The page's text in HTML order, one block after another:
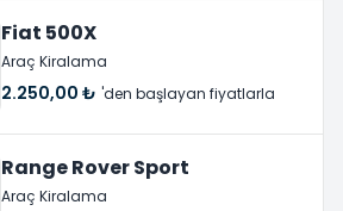
Fiat 500X
Araç Kiralama
2.250,00 ₺ 'den başlayan fiyatlarla
Range Rover Sport
Araç Kiralama